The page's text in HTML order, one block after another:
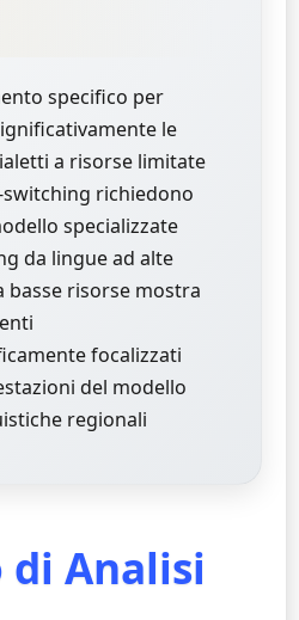
specifico per
le
a risorse limitate
richiedono
specializzate
da lingue ad alte
basse risorse mostra
focalizzati
del modello
regionali
di Analisi